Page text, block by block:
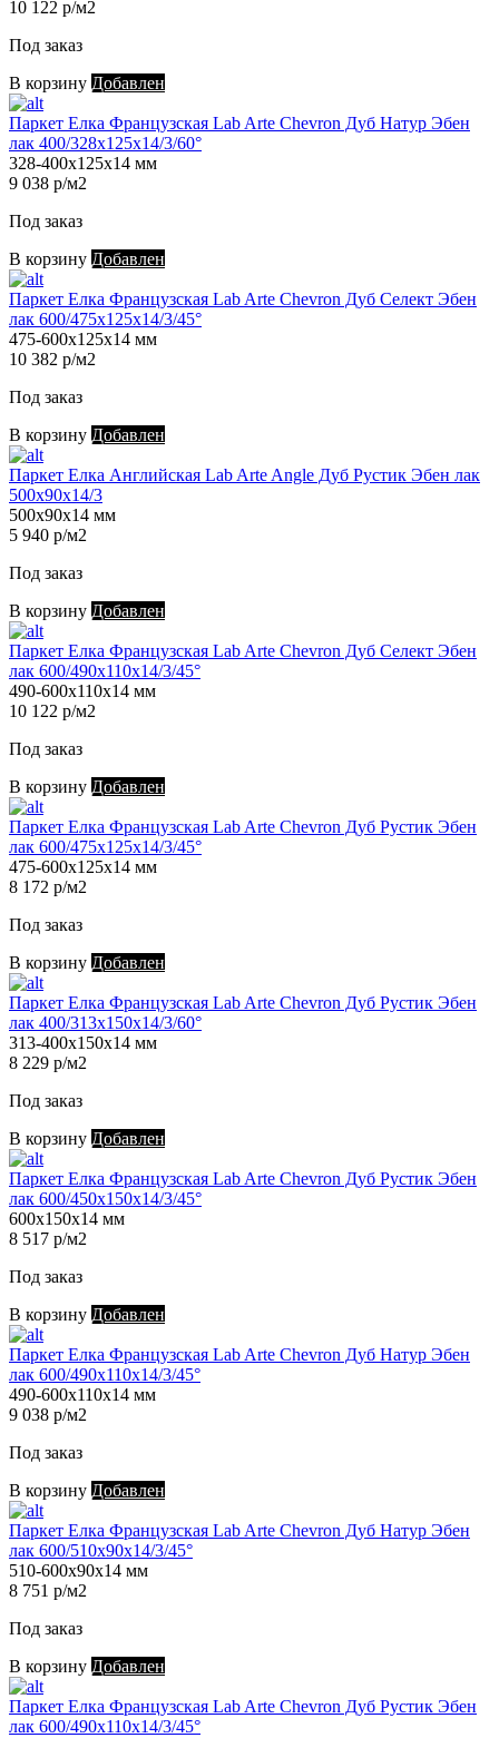
10 122 р/м2
Под заказ
В корзину Добавлен
Паркет Елка Французская Lab Arte Chevron Дуб Натур Эбен
лак 400/328х125х14/3/60°
328-400х125х14 мм
9 038 р/м2
Под заказ
В корзину Добавлен
Паркет Елка Французская Lab Arte Chevron Дуб Селект Эбен
лак 600/475х125х14/3/45°
475-600х125х14 мм
10 382 р/м2
Под заказ
В корзину Добавлен
Паркет Елка Английская Lab Arte Angle Дуб Рустик Эбен лак
500х90х14/3
500х90х14 мм
5 940 р/м2
Под заказ
В корзину Добавлен
Паркет Елка Французская Lab Arte Chevron Дуб Селект Эбен
лак 600/490х110х14/3/45°
490-600х110х14 мм
10 122 р/м2
Под заказ
В корзину Добавлен
Паркет Елка Французская Lab Arte Chevron Дуб Рустик Эбен
лак 600/475х125х14/3/45°
475-600х125х14 мм
8 172 р/м2
Под заказ
В корзину Добавлен
Паркет Елка Французская Lab Arte Chevron Дуб Рустик Эбен
лак 400/313х150х14/3/60°
313-400х150х14 мм
8 229 р/м2
Под заказ
В корзину Добавлен
Паркет Елка Французская Lab Arte Chevron Дуб Рустик Эбен
лак 600/450х150х14/3/45°
600х150х14 мм
8 517 р/м2
Под заказ
В корзину Добавлен
Паркет Елка Французская Lab Arte Chevron Дуб Натур Эбен
лак 600/490х110х14/3/45°
490-600х110х14 мм
9 038 р/м2
Под заказ
В корзину Добавлен
Паркет Елка Французская Lab Arte Chevron Дуб Натур Эбен
лак 600/510х90х14/3/45°
510-600х90х14 мм
8 751 р/м2
Под заказ
В корзину Добавлен
Паркет Елка Французская Lab Arte Chevron Дуб Рустик Эбен
лак 600/490х110х14/3/45°